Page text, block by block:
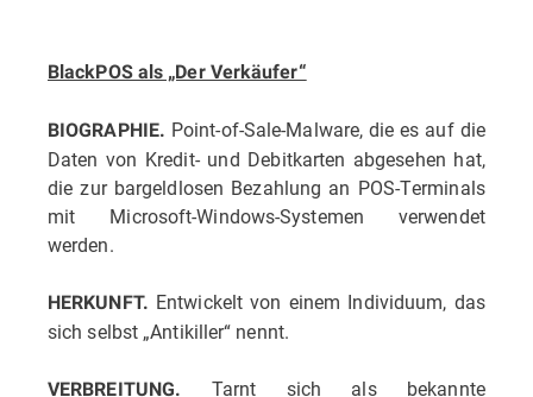
BlackPOS als „Der Verkäufer“
BIOGRAPHIE. Point-of-Sale-Malware, die es auf die
Daten von Kredit- und Debitkarten abgesehen hat,
die zur bargeldlosen Bezahlung an POS-Terminals
mit Microsoft-Windows-Systemen verwendet
werden.
HERKUNFT. Entwickelt von einem Individuum, das
sich selbst „Antikiller“ nennt.
VERBREITUNG.
Tarnt sich als bekannte